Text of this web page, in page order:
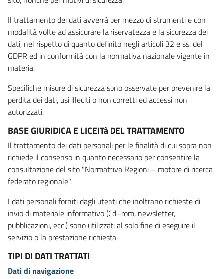
Il trattamento dei dati avverrà per mezzo di strumenti e con
modalità volte ad assicurare la riservatezza e la sicurezza dei
dati, nel rispetto di quanto definito negli articoli 32 e ss. del
GDPR ed in conformità con la normativa nazionale vigente in
materia.
Specifiche misure di sicurezza sono osservate per prevenire la
perdita dei dati, usi illeciti o non corretti ed accessi non
autorizzati.
BASE GIURIDICA E LICEITà DEL TRATTAMENTO
Il trattamento dei dati personali per le finalità di cui sopra non
richiede il consenso in quanto necessario per consentire la
consultazione del sito "Normattiva Regioni – motore di ricerca
federato regionale".
I dati personali forniti dagli utenti che inoltrano richieste di
invio di materiale informativo (Cd–rom, newsletter,
pubblicazioni, ecc.) sono utilizzati al solo fine di eseguire il
servizio o la prestazione richiesta.
TIPI DI DATI TRATTATI
Dati di navigazione